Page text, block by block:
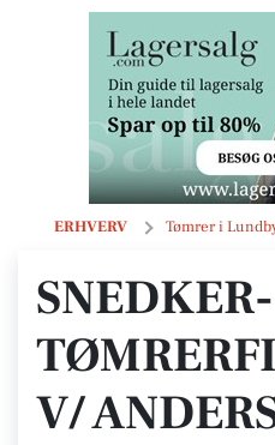
ERHVERV Tømrer i
Snedker- og Tømrerfirmaet
V/